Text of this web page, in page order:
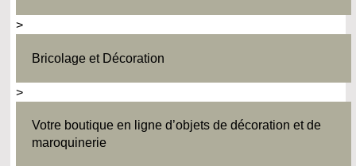
>
Bricolage et Décoration
>
Votre boutique en ligne d’objets de décoration et de
maroquinerie